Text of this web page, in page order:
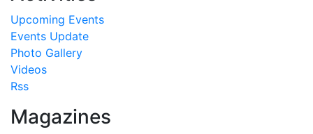
Upcoming Events
Events Update
Photo Gallery
Videos
Rss
Magazines